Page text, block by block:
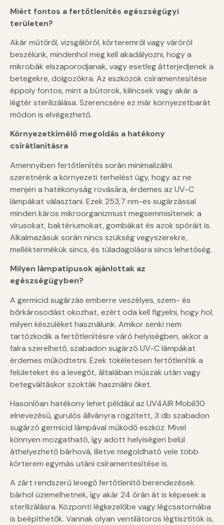
Miért fontos a fertőtlenítés egészségügyi
területen?
Akár műtőről, vizsgálóról, kórteremről vagy váróról
beszélünk, mindenhol meg kell akadályozni, hogy a
mikrobák elszaporodjanak, vagy esetleg átterjedjenek a
betegekre, dolgozókra. Az eszközök csíramentesítése
éppoly fontos, mint a bútorok, kilincsek vagy akár a
légtér sterilizálása. Szerencsére ez már környezetbarát
módon is elvégezhető.
Környezetkímélő megoldás a hatékony
csírátlanításra
Amennyiben fertőtlenítés során minimalizálni
szeretnénk a környezeti terhelést úgy, hogy az ne
menjen a hatékonyság rovására, érdemes az UV-C
lámpákat választani. Ezek 253,7 nm-es sugárzással
minden káros mikroorganizmust megsemmisítenek: a
vírusokat, baktériumokat, gombákat és azok spóráit is.
Alkalmazásuk során nincs szükség vegyszerekre,
melléktermékük sincs, és túladagolásra sincs lehetőség.
Milyen lámpatípusok ajánlottak az
egészségügyben?
A germicid sugárzás emberre veszélyes, szem- és
bőrkárosodást okozhat, ezért oda kell figyelni, hogy hol,
milyen készüléket használunk. Amikor senki nem
tartózkodik a fertőtlenítésre váró helyiségben, akkor a
falra szerelhető, szabadon sugárzó UV-C lámpákat
érdemes működtetni. Ezek tökéletesen fertőtlenítik a
felületeket és a levegőt, általában műszak után vagy
betegváltáskor szokták használni őket.
Hasonlóan hatékony lehet például az UV4AIR Mobil30
elnevezésű, gurulós állványra rögzített, 3 db szabadon
sugárzó germicid lámpával működő eszköz. Mivel
könnyen mozgatható, így adott helyiségen belül
áthelyezhető bárhová, illetve megoldható vele több
kórterem egymás utáni csíramentesítése is.
A zárt rendszerű levegő fertőtlenítő berendezések
bárhol üzemelhetnek, így akár 24 órán át is képesek a
sterilizálásra. Központi légkezelőbe vagy légcsatornába
is beépíthetők. Vannak olyan ventilátoros légtisztítók is,